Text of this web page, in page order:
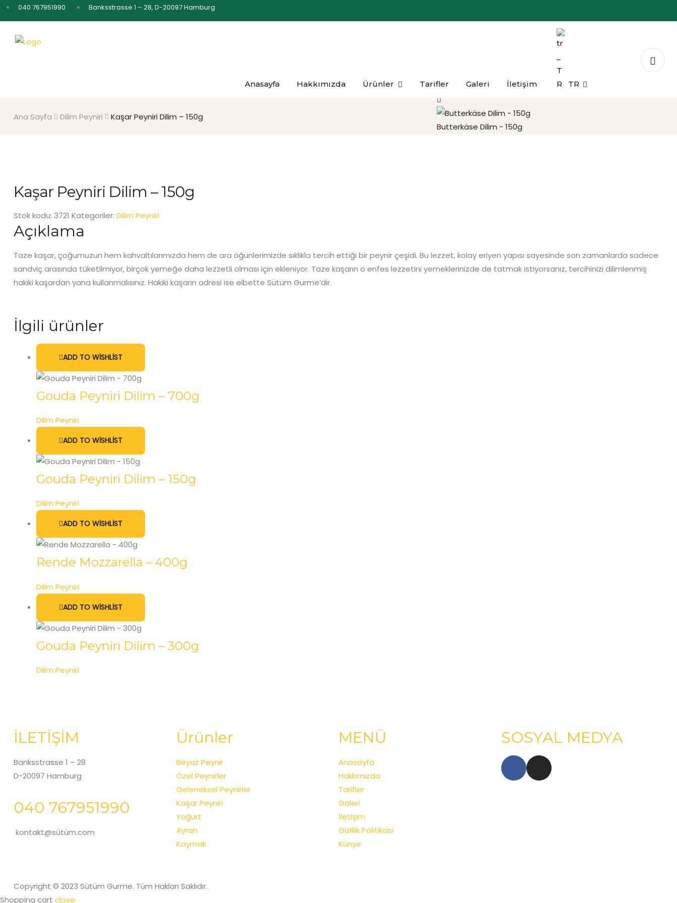
040 767951990 Banksstrasse 1 – 28, D-20097 Hamburg
Anasayfa Hakkımızda Ürünler Tarifler Galeri İletişim TR
Ana Sayfa Dilim Peyniri Kaşar Peyniri Dilim – 150g
Gouda Peyniri Dilim - 300g
Butterkäse Dilim - 150g
Kaşar Peyniri Dilim – 150g
Stok kodu: 3721 Kategoriler: Dilim Peyniri
Açıklama
Taze kaşar, çoğumuzun hem kahvaltılarımızda hem de ara öğünlerimizde sıklıkla tercih ettiği bir peynir çeşidi. Bu lezzet, kolay eriyen yapısı sayesinde son zamanlarda sadece
sandviç arasında tüketilmiyor, birçok yemeğe daha lezzetli olması için ekleniyor. Taze kaşarın o enfes lezzetini yemeklerinizde de tatmak istiyorsanız, tercihinizi dilimlenmiş
hakiki kaşardan yana kullanmalısınız. Hakiki kaşarın adresi ise elbette Sütüm Gurme’dir.
İlgili ürünler
ADD TO WISHLIST
Gouda Peyniri Dilim – 700g
Dilim Peyniri
ADD TO WISHLIST
Gouda Peyniri Dilim – 150g
Dilim Peyniri
ADD TO WISHLIST
Rende Mozzarella – 400g
Dilim Peyniri
ADD TO WISHLIST
Gouda Peyniri Dilim – 300g
Dilim Peyniri
İLETİŞİM
Banksstrasse 1 – 28
D-20097 Hamburg
040 767951990
kontakt@sütüm.com
Ürünler
Beyaz Peynir
Özel Peynirler
Geleneksel Peynirler
Kaşar Peyniri
Yoğurt
Ayran
Kaymak
MENÜ
Anasayfa
Hakkımızda
Tarifler
Galeri
İletişim
Gizlilik Politikası
Künye
SOSYAL MEDYA
Copyright © 2023 Sütüm Gurme. Tüm Hakları Saklıdır.
Shopping cart close